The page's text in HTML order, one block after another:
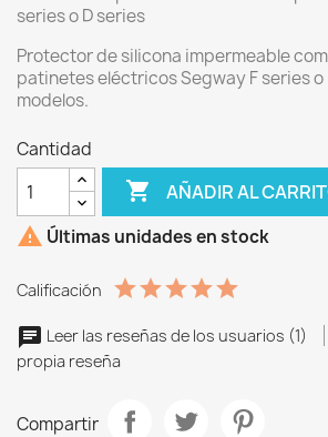
series o D series
Protector de silicona impermeable
patinetes eléctricos Segway F series o
modelos.
Cantidad
 AÑADIR AL
 Últimas unidades en stock
Calificación
Leer las reseñas de los usuarios (1)
propia reseña
Compartir